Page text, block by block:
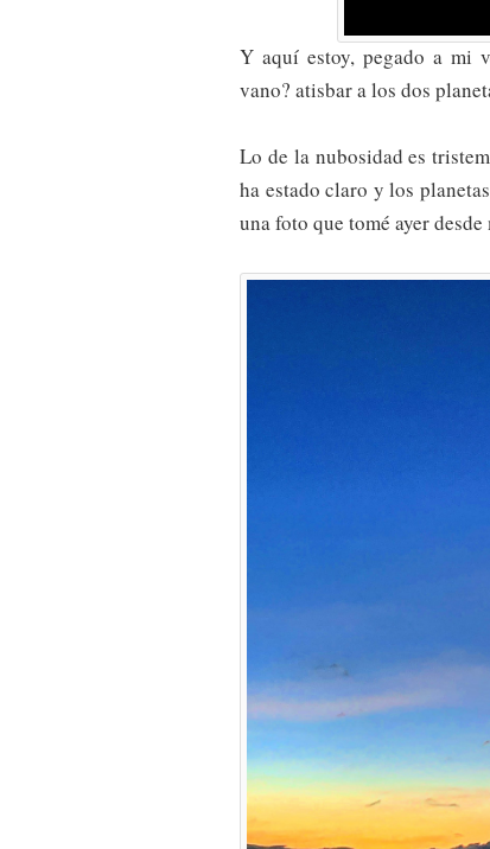
Y aquí estoy, pegado a mi
vano? atisbar a los dos
Lo de la nubosidad es
ha estado claro y los
una foto que tomé ayer